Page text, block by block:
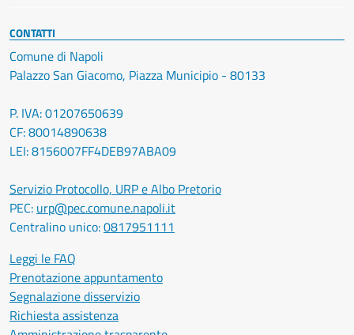
CONTATTI
Comune di Napoli
Palazzo San Giacomo, Piazza Municipio - 80133
P. IVA: 01207650639
CF: 80014890638
LEI: 8156007FF4DEB97ABA09
Servizio Protocollo, URP e Albo Pretorio
PEC: urp@pec.comune.napoli.it
Centralino unico:0817951111
Leggi le FAQ
Prenotazione appuntamento
Segnalazione disservizio
Richiesta assistenza